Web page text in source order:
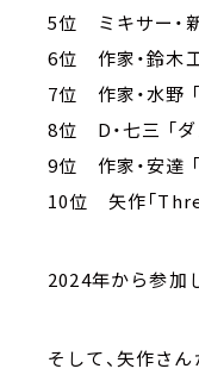
5位 ミキサー・
6位 作家・鈴木
7位 作家・水野
8位 D・七三 「ダ
9位 作家・安達
10位 矢作「
2024年から参加
そして、矢作さん